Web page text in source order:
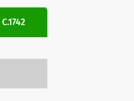
C.1742